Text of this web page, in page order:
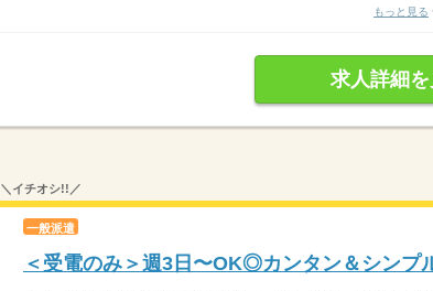
もっと見る
求人詳細
＼イチオシ!!／
一般派遣
＜受電のみ＞週3日〜OK◎カンタン＆シンプ